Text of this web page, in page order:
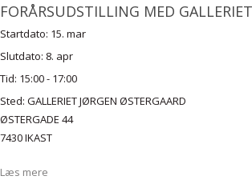
FORÅRSUDSTILLING MED
Startdato: 15. mar
Slutdato: 8. apr
Tid: 15:00 - 17:00
Sted: GALLERIET JØRGEN ØSTERGAARD
ØSTERGADE 44
7430 IKAST
Læs mere